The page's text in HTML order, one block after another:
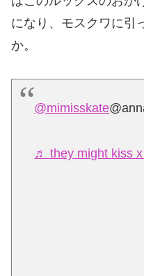
になり、モスクワに引
か。
@mimisskate
♬ they might kiss